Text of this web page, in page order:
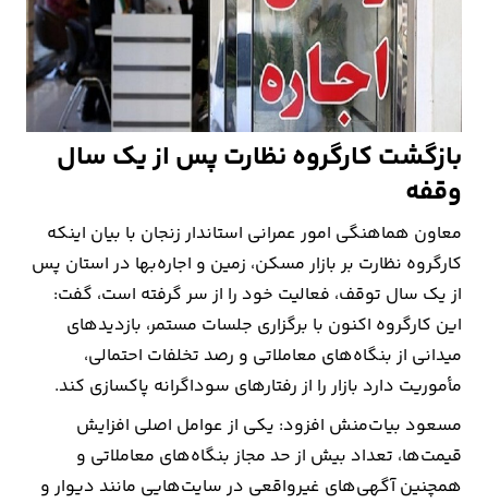
بازگشت کارگروه نظارت پس از یک سال
وقفه
معاون هماهنگی امور عمرانی استاندار زنجان با بیان اینکه
کارگروه نظارت بر بازار مسکن، زمین و اجاره‌بها در استان پس
از یک سال توقف، فعالیت خود را از سر گرفته است، گفت:
این کارگروه اکنون با برگزاری جلسات مستمر، بازدیدهای
میدانی از بنگاه‌های معاملاتی و رصد تخلفات احتمالی،
مأموریت دارد بازار را از رفتارهای سوداگرانه پاکسازی کند.
مسعود بیات‌منش افزود: یکی از عوامل اصلی افزایش
قیمت‌ها، تعداد بیش از حد مجاز بنگاه‌های معاملاتی و
همچنین آگهی‌های غیرواقعی در سایت‌هایی مانند دیوار و